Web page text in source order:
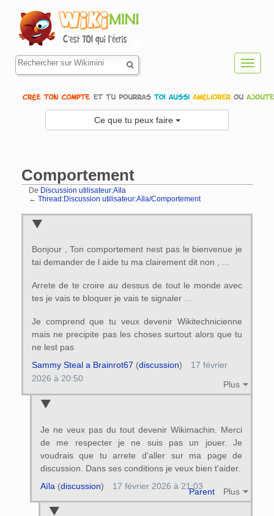
Ce que tu peux faire
Comportement
De Discussion utilisateur:Aïla
← Thread:Discussion utilisateur:Aïla/Comportement
Bonjour , Ton comportement nest pas le bienvenue je
tai demander de l aide tu ma clairement dit non , ...
Arrete de te croire au dessus de tout le monde avec
tes je vais te bloquer je vais te signaler ...
Je comprend que tu veux devenir Wikitechnicienne
mais ne precipite pas les choses surtout alors que tu
ne lest pas
Plus
Sammy Steal a Brainrot67 (discussion)
17 février
2026 à 20:50
Je ne veux pas du tout devenir Wikimachin. Merci
de me respecter je ne suis pas un jouer. Je
voudrais que tu arrete d'aller sur ma page de
discussion. Dans ses conditions je veux bien t'aider.
Parent Plus
Aïla (discussion) 17 février 2026 à 21:03